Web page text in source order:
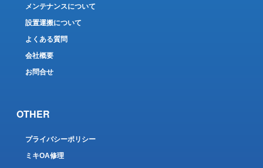
メンテナンスについて
設置運搬について
よくある質問
会社概要
お問合せ
OTHER
プライバシーポリシー
ミキOA修理